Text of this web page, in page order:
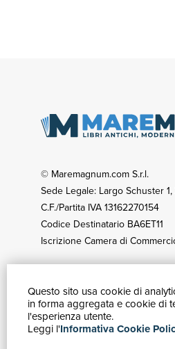
Questo sito usa cookie di
in forma aggregata e cookie di
l'esperienza utente.
Leggi l'Informativa Cookie
© Maremagnum.com S.r.l.
Sede Legale: Largo Schuster
C.F./Partita IVA 13162270154
Codice Destinatario BA6ET11
Iscrizione Camera di
GUIDA
Catalogo
Ricerca